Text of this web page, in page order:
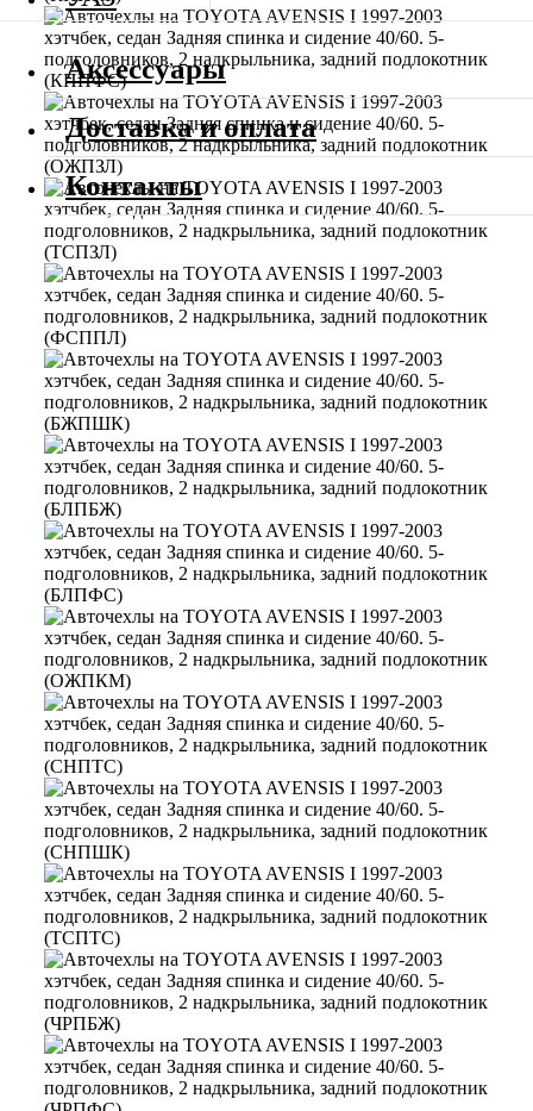
Аксессуары
Доставка и оплата
Контакты